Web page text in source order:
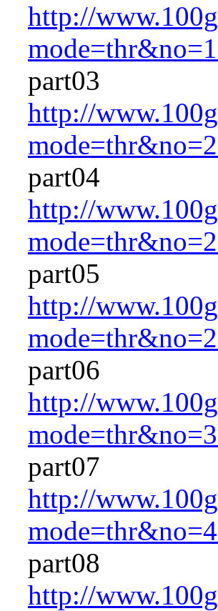
http://
part03
http://
part04
http://
part05
http://
part06
http://
part07
http://
part08
http://